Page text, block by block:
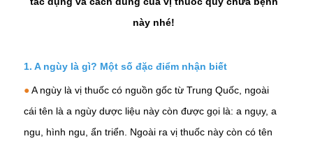
này nhé!
1. A ngùy là gì? Một số đặc điểm nhận biết
●A ngùy là vị thuốc có nguồn gốc từ Trung Quốc, ngoài
cái tên là a ngùy dược liệu này còn được gọi là: a ngụy, a
ngu, hình ngu, ẩn triển. Ngoài ra vị thuốc này còn có tên